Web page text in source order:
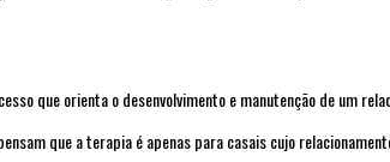
que orienta o desenvolvimento e manutenção de um
que a terapia é apenas para casais cujo